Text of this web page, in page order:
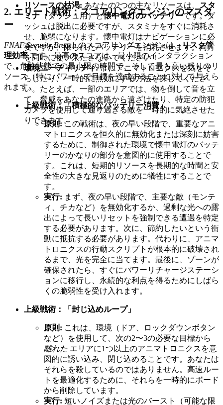
リソースの枯渇: あなたの2つの主なリソースは、
スタ
ミナ （ダッシュ用）と懐中電灯のバッテリーです。ダ
ッシュは脱出に必要ですが、スタミナをすぐに消耗さ
せ、脆弱になります。懐中電灯はナビゲーションに必
要ですが、限られたバッテリーを消耗させます。両方
を同時に使い果たさないでください！
環境ユーティリティ:常にアニマトロニクスを気をそ
らしたり、一時的に無効にする方法を探してくださ
い。たとえば、一部のエリアでは、物を倒して音を立
て、脅威をあなたの進路から遠ざけたり、特定の防犯
カメラを使用して通り過ぎる敵を一時的に気絶させた
りできます。
2. エリート戦術：スコアリングエンジンのマスタ
ー
FNAF Security Breachのスコアリングエンジンは、 リスク管
理効率です。最高のスコアは、最小限のインタラクション
で、危険状態での最小限の時間で、そして最も高い残りのリ
ソース（特にパワー）で目標を達成することに対して与えら
れます。
上級戦術：「積極的なバッテリー消費」
原則: この戦術は、夜の早い段階で、重要なアニ
マトロニクスを恒久的に無効化または深刻に妨害
するために、制御された環境で懐中電灯のバッテ
リーのかなりの部分を意図的に使用することで
す。これは、短期的リソースを長期的な時間と安
全性の大きな見返りのために犠牲にすることで
す。
実行: まず、夜の早い段階で、主要な敵（モンテ
ィ、チカなど）を無効化するか、過剰な光への露
出によって長いリセットを強制できる遭遇を特定
する必要があります。次に、節約したいという衝
動に抵抗する必要があります。代わりに、アニマ
トロニクスの行動スクリプトが根本的に破壊され
るまで、光を完全に当てます。最後に、ゾーンが
確保されたら、すぐにパワーリチャージステーシ
ョンに移行し、永続的な利点を得るためにしばら
くの脆弱性を受け入れます。
上級戦術：「封じ込めループ」
原則: これは、環境（ドア、ロックダウンボタン
など）を使用して、次の2〜3の必要な目標から
離れた エリアに1つ以上のアニマトロニクスを意
図的に誘い込み、閉じ込めることです。あなたは
それらを殺しているのではありません。高速ルー
トを最適化するために、それらを一時的にボード
から削除しています。
実行: 短いノイズまたは光のバースト（可能な限